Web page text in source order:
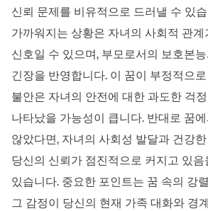
신뢰 문제를 비유적으로 드러낼 수 있
가까워지는 상황은 자녀의 사회적 관
신호일 수 있으며, 부모로서의 보호본
긴장을 반영합니다. 이 꿈이 부정적으
불안은 자녀의 안전에 대한 과도한 걱
나타났을 가능성이 큽니다. 반대로 꿈
않았다면, 자녀의 사회성 발달과 건강
당신의 신뢰가 점진적으로 커지고 있음
있습니다. 중요한 포인트는 꿈 속의 강
그 감정이 당신의 현재 가족 대화와 경